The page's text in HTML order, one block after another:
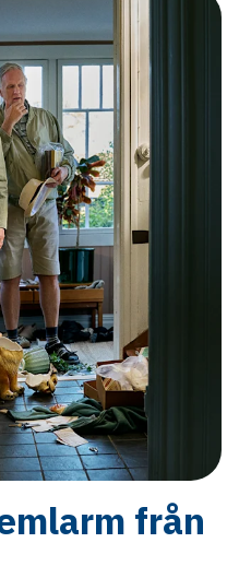
från